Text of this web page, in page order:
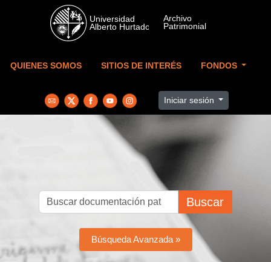
Skip to main content
QUIENES SOMOS SITIOS DE INTERÉS FONDOS
Iniciar sesión
Buscar
Búsqueda Avanzada »